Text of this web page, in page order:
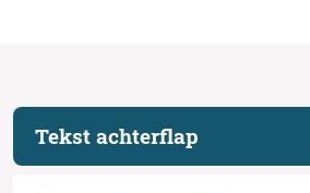
Tekst achterflap